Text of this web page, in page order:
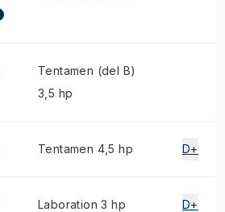
Tentamen (del B)
3,5 hp
Tentamen 4,5 hp D+
Laboration 3 hp D+